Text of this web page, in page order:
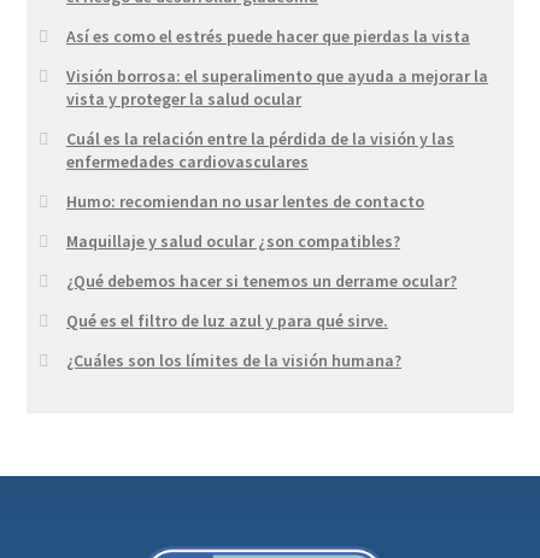
Así es como el estrés puede hacer que pierdas la vista
Visión borrosa: el superalimento que ayuda a mejorar la
vista y proteger la salud ocular
Cuál es la relación entre la pérdida de la visión y las
enfermedades cardiovasculares
Humo: recomiendan no usar lentes de contacto
Maquillaje y salud ocular ¿son compatibles?
¿Qué debemos hacer si tenemos un derrame ocular?
Qué es el filtro de luz azul y para qué sirve.
¿Cuáles son los límites de la visión humana?